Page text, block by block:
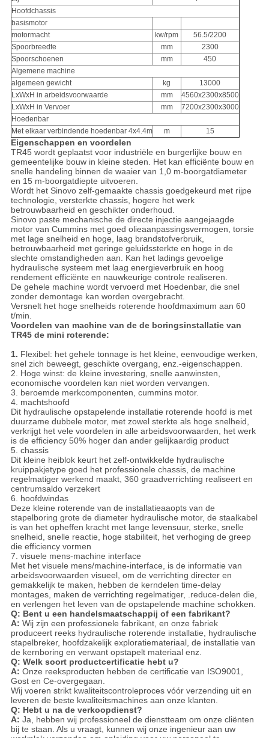
Hoofdchassis
basismotor
motormacht
kw/rpm
56.5/2200
Spoorbreedte
mm
2300
Spoorschoenen
mm
450
Algemene machine
algemeen gewicht
kg
13000
LxWxH in arbeidsvoorwaarde
mm
4560x2300x8500
LxWxH in Vervoer
mm
7200x2300x3000
Hoedenbar
Met elkaar verbindende hoedenbar 4x4.4m
m 15
Eigenschappen en voordelen
TR45 wordt geplaatst voor industriële en burgerlijke bouw en
gemeentelijke bouw in kleine steden. Het kan efficiënte bouw en
snelle handeling binnen de waaier van 1,0 m-boorgatdiameter
en 15 m-boorgatdiepte uitvoeren.
Wordt het Sinovo zelf-gemaakte chassis goedgekeurd met rijpe
technologie, versterkte chassis, hogere het werk
betrouwbaarheid en geschikter onderhoud.
Sinovo paste mechanische de directe injectie aangejaagde
motor van Cummins met goed olieaanpassingsvermogen, torsie
met lage snelheid en hoge, laag brandstofverbruik,
betrouwbaarheid met geringe geluidssterkte en hoge in de
slechte omstandigheden aan. Kan het ladings gevoelige
hydraulische systeem met laag energieverbruik en hoog
rendement efficiënte en nauwkeurige controle realiseren.
De gehele machine wordt vervoerd met Hoedenbar, die snel
zonder demontage kan worden overgebracht.
Versnelt het hoge snelheids roterende hoofdmaximum aan 60
t/min.
Voordelen van machine van de de boringsinstallatie van
TR45 de mini roterende:
1. Flexibel: het gehele tonnage is het kleine, eenvoudige werken,
snel zich beweegt, geschikte overgang, enz.-eigenschappen.
2. Hoge winst: de kleine investering, snelle aanwinsten,
economische voordelen kan niet worden vervangen.
3. beroemde merkcomponenten, cummins motor.
4. machtshoofd
Dit hydraulische opstapelende installatie roterende hoofd is met
duurzame dubbele motor, met zowel sterkte als hoge snelheid,
verkrijgt het vele voordelen in alle arbeidsvoorwaarden, het werk
is de efficiency 50% hoger dan ander gelijkaardig product
5. chassis
Dit kleine heiblok keurt het zelf-ontwikkelde hydraulische
kruippakjetype goed het professionele chassis, de machine
regelmatiger werkend maakt, 360 graadverrichting realiseert en
centrumsaldo verzekert
6. hoofdwindas
Deze kleine roterende van de installatieaaopts van de
stapelboring grote de diameter hydraulische motor, de staalkabel
is van het opheffen kracht met lange levensuur, sterke, snelle
snelheid, snelle reactie, hoge stabiliteit, het verhoging de greep
die efficiency vormen
7. visuele mens-machine interface
Met het visuele mens/machine-interface, is de informatie van
arbeidsvoorwaarden visueel, om de verrichting directer en
gemakkelijk te maken, hebben de kerndelen time-delay
montages, maken de verrichting regelmatiger, .reduce-delen die,
en verlengen het leven van de opstapelende machine schokken.
Q: Bent u een handelsmaatschappij of een fabrikant?
A: Wij zijn een professionele fabrikant, en onze fabriek
produceert reeks hydraulische roterende installatie, hydraulische
stapelbreker, hoofdzakelijk exploratiemateriaal, de installatie van
de kernboring en verwant opstapelt materiaal enz.
Q: Welk soort productcertificatie hebt u?
A: Onze reeksproducten hebben de certificatie van ISO9001,
Gost en Ce-overgegaan.
Wij voeren strikt kwaliteitscontroleproces vóór verzending uit en
leveren de beste kwaliteitsmachines aan onze klanten.
Q: Hebt u na de verkoopdienst?
A: Ja, hebben wij professioneel de dienstteam om onze cliënten
bij te staan. Als u vraagt, kunnen wij onze ingenieur aan uw